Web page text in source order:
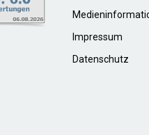
Impressum
Datenschutz